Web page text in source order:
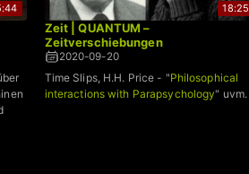
18:25
Zeit | QUANTUM –
Zeitverschiebungen
2020-09-20
Time Slips, H.H. Price - "Philosophical
interactions with Parapsychology" uvm.